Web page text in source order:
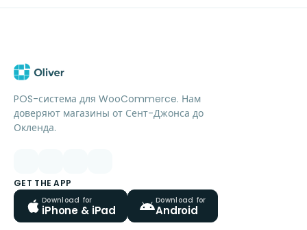
POS-система для WooCommerce. Нам
доверяют магазины от Сент-Джонса до
Окленда.
GET THE APP
Download for
iPhone & iPad
Download for
Android